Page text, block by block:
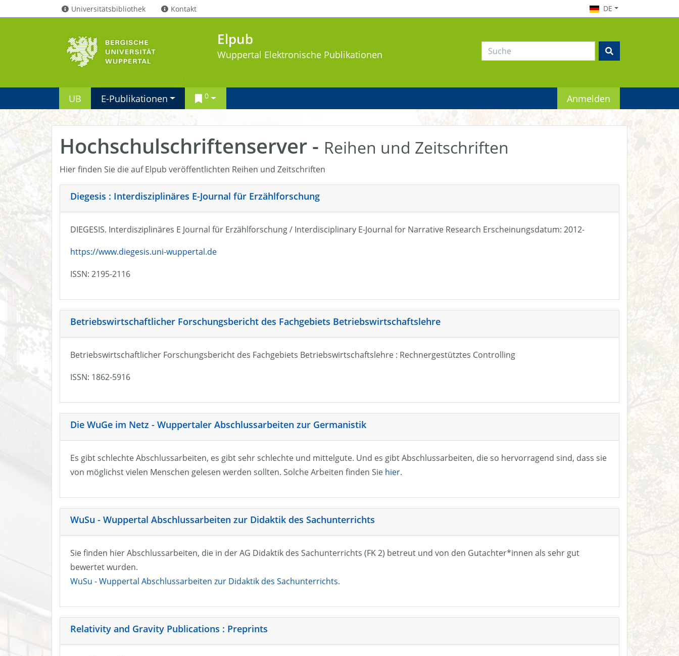
Universitätsbibliothek Kontakt DE
Elpub
Wuppertal Elektronische Publikationen
UB E-Publikationen 0 Anmelden
Hochschulschriftenserver - Reihen und Zeitschriften
Hier finden Sie die auf Elpub veröffentlichten Reihen und Zeitschriften
Diegesis : Interdisziplinäres E-Journal für Erzählforschung
DIEGESIS. Interdisziplinäres E Journal für Erzählforschung / Interdisciplinary E-Journal for Narrative Research Erscheinungsdatum: 2012-
https://www.diegesis.uni-wuppertal.de
ISSN: 2195-2116
Betriebswirtschaftlicher Forschungsbericht des Fachgebiets Betriebswirtschaftslehre
Betriebswirtschaftlicher Forschungsbericht des Fachgebiets Betriebswirtschaftslehre : Rechnergestütztes Controlling
ISSN: 1862-5916
Die WuGe im Netz - Wuppertaler Abschlussarbeiten zur Germanistik
Es gibt schlechte Abschlussarbeiten, es gibt sehr schlechte und mittelgute. Und es gibt Abschlussarbeiten, die so hervorragend sind, dass sie
von möglichst vielen Menschen gelesen werden sollten. Solche Arbeiten finden Sie hier.
WuSu - Wuppertal Abschlussarbeiten zur Didaktik des Sachunterrichts
Sie finden hier Abschlussarbeiten, die in der AG Didaktik des Sachunterrichts (FK 2) betreut und von den Gutachter*innen als sehr gut
bewertet wurden.
WuSu - Wuppertal Abschlussarbeiten zur Didaktik des Sachunterrichts.
Relativity and Gravity Publications : Preprints